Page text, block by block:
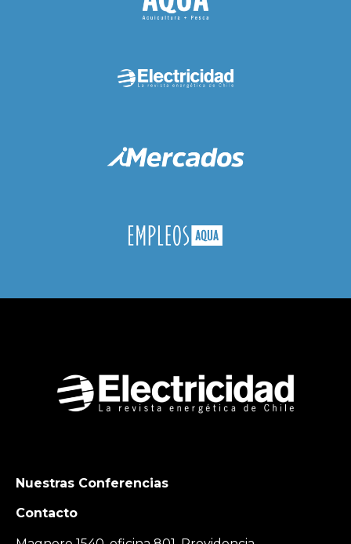
Nuestras Conferencias
Contacto